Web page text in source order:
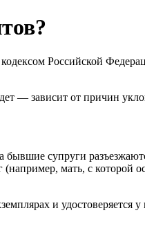
Российской
— зависит от причин
бывшие супруги
мать, с
и